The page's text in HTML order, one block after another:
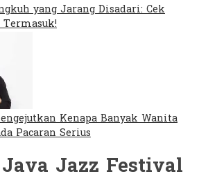
yang Jarang Disadari: Cek
Termasuk!
Kenapa Banyak Wanita
Pacaran Serius
Jazz Festival